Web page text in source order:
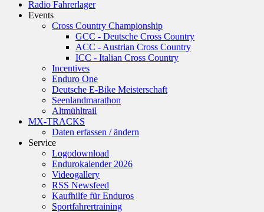
Radio Fahrerlager
Events
Cross Country Championship
GCC - Deutsche Cross Country
ACC - Austrian Cross Country
ICC - Italian Cross Country
Incentives
Enduro One
Deutsche E-Bike Meisterschaft
Seenlandmarathon
Altmühltrail
MX-TRACKS
Daten erfassen / ändern
Service
Logodownload
Endurokalender 2026
Videogallery
RSS Newsfeed
Kaufhilfe für Enduros
Sportfahrertraining